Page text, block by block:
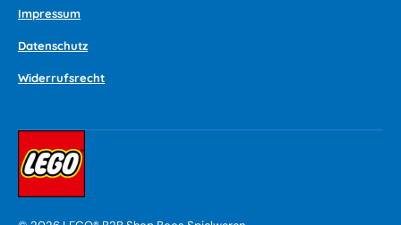
Impressum
Datenschutz
Widerrufsrecht